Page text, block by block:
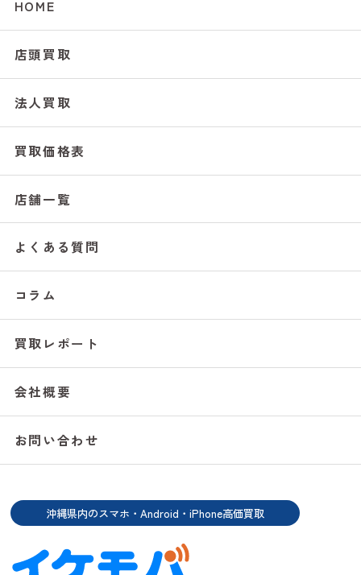
HOME
店頭買取
法人買取
買取価格表
店舗一覧
よくある質問
コラム
買取レポート
会社概要
お問い合わせ
沖縄県内のスマホ・Android・iPhone高価買取